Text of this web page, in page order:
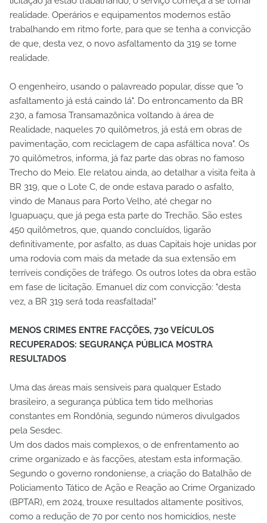
realidade. Operários e equipamentos modernos estão
trabalhando em ritmo forte, para que se tenha a convicção
de que, desta vez, o novo asfaltamento da 319 se torne
realidade.
O engenheiro, usando o palavreado popular, disse que "o
asfaltamento já está caindo lá". Do entroncamento da BR
230, a famosa Transamazônica voltando à área de
Realidade, naqueles 70 quilômetros, já está em obras de
pavimentação, com reciclagem de capa asfáltica nova". Os
70 quilômetros, informa, já faz parte das obras no famoso
Trecho do Meio. Ele relatou ainda, ao detalhar a visita feita à
BR 319, que o Lote C, de onde estava parado o asfalto,
vindo de Manaus para Porto Velho, até chegar no
Iguapuaçu, que já pega esta parte do Trechão. São estes
450 quilômetros, que, quando concluídos, ligarão
definitivamente, por asfalto, as duas Capitais hoje unidas por
uma rodovia com mais da metade da sua extensão em
terríveis condições de tráfego. Os outros lotes da obra estão
em fase de licitação. Emanuel diz com convicção: "desta
vez, a BR 319 será toda reasfaltada!"
MENOS CRIMES ENTRE FACÇÕES, 730 VEÍCULOS
RECUPERADOS: SEGURANÇA PÚBLICA MOSTRA
RESULTADOS
Uma das áreas mais sensíveis para qualquer Estado
brasileiro, a segurança pública tem tido melhorias
constantes em Rondônia, segundo números divulgados
pela Sesdec.
Um dos dados mais complexos, o de enfrentamento ao
crime organizado e às facções, atestam esta informação.
Segundo o governo rondoniense, a criação do Batalhão de
Policiamento Tático de Ação e Reação ao Crime Organizado
(BPTAR), em 2024, trouxe resultados altamente positivos,
como a redução de 70 por cento nos homicídios, neste